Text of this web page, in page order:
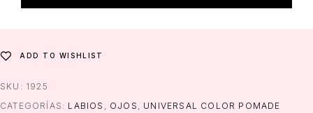
ADD TO WISHLIST
SKU: 1925
CATEGORÍAS: LABIOS , OJOS , UNIVERSAL COLOR POMADE